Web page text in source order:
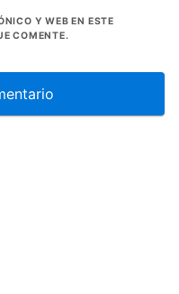
Y WEB EN ESTE
COMENTE.